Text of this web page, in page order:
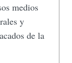
medios
y
de la